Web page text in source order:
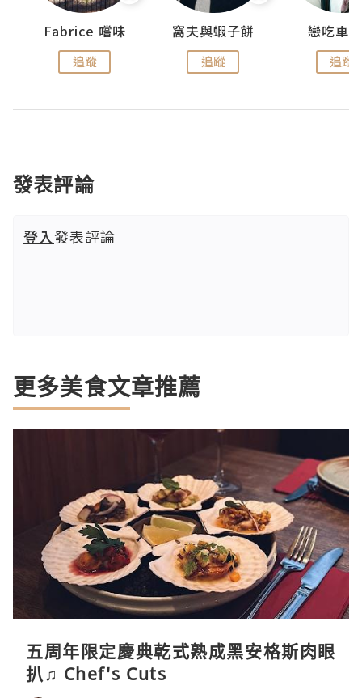
Fabrice 嚐味
追蹤
窩夫與蝦子餅
追蹤
戀吃車
追蹤
發表評論
登入發表評論
更多美食文章推薦
五周年限定慶典乾式熟成黑安格斯肉眼
扒♫ Chef's Cuts